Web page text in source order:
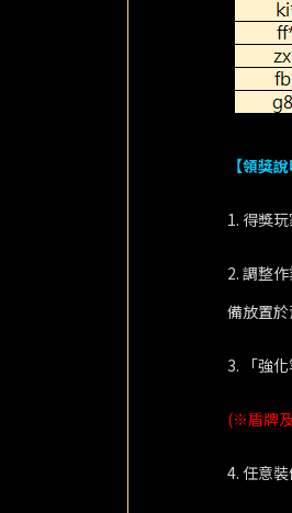
【領獎
1. 得獎
2. 調整
備放置
3. 「強
(※盾牌
4. 任意